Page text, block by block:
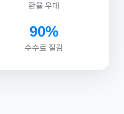
환율 우대
90%
수수료 절감